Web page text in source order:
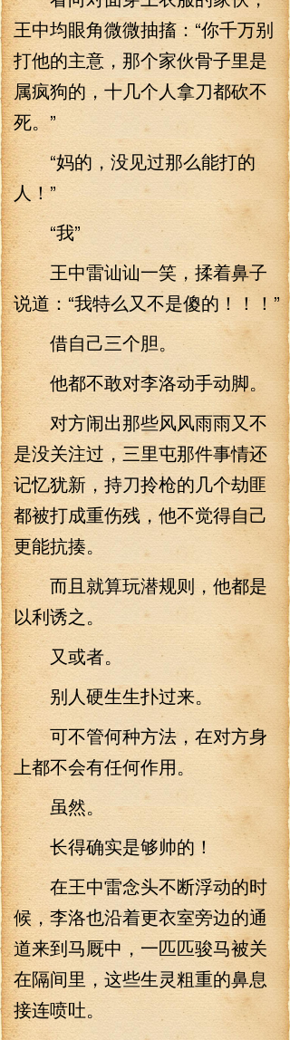
王中均眼角微微抽搐：“你千万别
打他的主意，那个家伙骨子里是
属疯狗的，十几个人拿刀都砍不
死。”
“妈的，没见过那么能打的
人！”
“我”
王中雷讪讪一笑，揉着鼻子
说道：“我特么又不是傻的！！！”
借自己三个胆。
他都不敢对李洛动手动脚。
对方闹出那些风风雨雨又不
是没关注过，三里屯那件事情还
记忆犹新，持刀拎枪的几个劫匪
都被打成重伤残，他不觉得自己
更能抗揍。
而且就算玩潜规则，他都是
以利诱之。
又或者。
别人硬生生扑过来。
可不管何种方法，在对方身
上都不会有任何作用。
虽然。
长得确实是够帅的！
在王中雷念头不断浮动的时
候，李洛也沿着更衣室旁边的通
道来到马厩中，一匹匹骏马被关
在隔间里，这些生灵粗重的鼻息
接连喷吐。